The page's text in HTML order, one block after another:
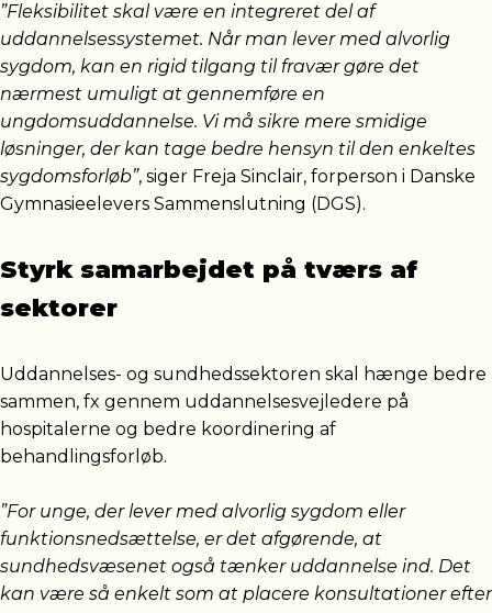
”Fleksibilitet skal være en integreret del af
uddannelsessystemet. Når man lever med alvorlig
sygdom, kan en rigid tilgang til fravær gøre det
nærmest umuligt at gennemføre en
ungdomsuddannelse. Vi må sikre mere smidige
løsninger, der kan tage bedre hensyn til den enkeltes
sygdomsforløb”, siger Freja Sinclair, forperson i Danske
Gymnasieelevers Sammenslutning (DGS).
Styrk samarbejdet på tværs af
sektorer
Uddannelses- og sundhedssektoren skal hænge bedre
sammen, fx gennem uddannelsesvejledere på
hospitalerne og bedre koordinering af
behandlingsforløb.
”For unge, der lever med alvorlig sygdom eller
funktionsnedsættelse, er det afgørende, at
sundhedsvæsenet også tænker uddannelse ind. Det
kan være så enkelt som at placere konsultationer efter